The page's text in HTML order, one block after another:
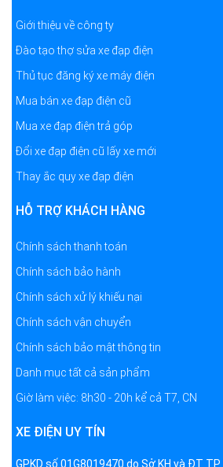
Giới thiệu về công ty
Đào tạo thợ sửa xe đạp điện
Thủ tục đăng ký xe máy điện
Mua bán xe đạp điện cũ
Mua xe đạp điện trả góp
Đổi xe đạp điện cũ lấy xe mới
Thay ắc quy xe đạp điện
HỖ TRỢ KHÁCH HÀNG
Chính sách thanh toán
Chính sách bảo hành
Chính sách xử lý khiếu nại
Chính sách vận chuyển
Chính sách bảo mật thông tin
Danh mục tất cả sản phẩm
Giờ làm việc: 8h30 - 20h kể cả T7, CN
XE ĐIỆN UY TÍN
GPKD số 01G8019470 do Sở KH và ĐT